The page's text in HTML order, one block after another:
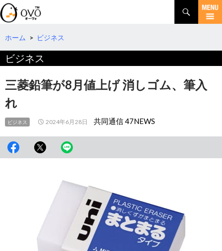
検
索
コ
テ
へ
移
動
ホーム > ビジネス
ビジネス
三菱鉛筆が8月値上げ 消しゴム、筆入
れ
ビジネス 2024年6月28日 共同通信 47NEWS